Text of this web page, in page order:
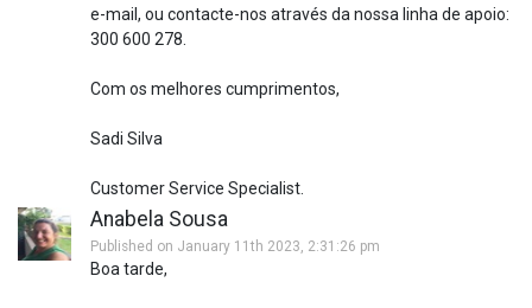
e-mail, ou contacte-nos através da nossa linha de apoio:
300 600 278.
Com os melhores cumprimentos,
Sadi Silva
Customer Service Specialist.
Anabela Sousa
Published on January 11th 2023, 2:31:26 pm
Boa tarde,